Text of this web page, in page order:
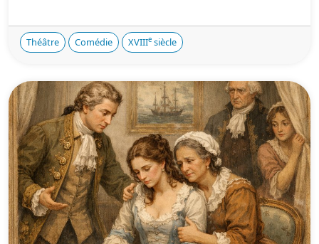
Théâtre Comédie XVIIIe siècle